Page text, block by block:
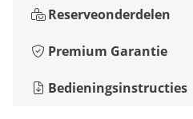
Reserveonderdelen
Premium Garantie
Bedieningsinstructies